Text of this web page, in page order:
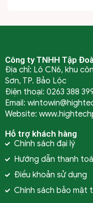
Công ty TNHH Tập
Địa chỉ: Lô CN6, khu
Sơn, TP. Bảo Lộc
Điện thoại: 0263 388
Email:
Website:
Hỗ trợ khách hàng
Chính sách đại lý
Hướng dẫn thanh
Điều khoản sử dụng
Chính sách bảo mật